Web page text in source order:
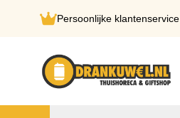
Persoonlijke klantenservice